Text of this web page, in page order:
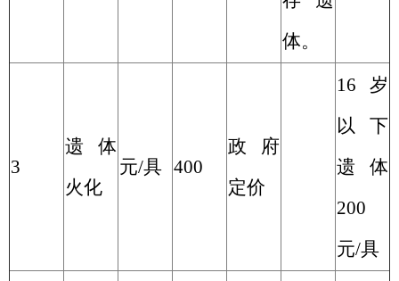
体。
3
遗体
火化
元/具 400
政府
定价
16 岁
以下
遗体
200
元/具